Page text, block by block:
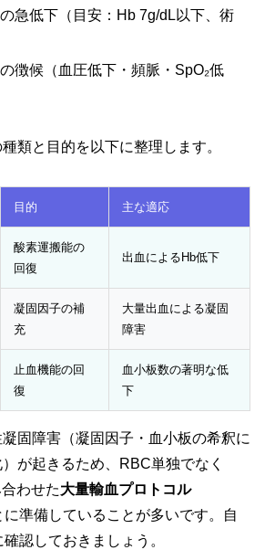
急低下（目安：Hb 7g/dL以下、術
徴候（血圧低下・頻脈・SpO₂低
類と目的を以下に整理します。
目的 主な適応
酸素運搬能の
回復
出血によるHb低下
凝固因子の補
充
大量出血による凝固
障害
止血機能の回
復
血小板数の著明な低
下
固障害（凝固因子・血小板の希釈に
が起きるため、RBC単独でなく
わせた大量輸血プロトコル
に準備していることが多いです。自
認しておきましょう。